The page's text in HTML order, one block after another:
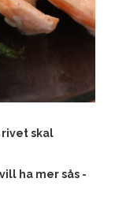
skal
ha mer sås -